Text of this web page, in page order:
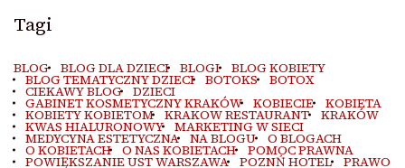
Tagi
BLOG BLOG DLA DZIECI BLOGI BLOG KOBIETY
BLOG TEMATYCZNY DZIECI BOTOKS BOTOX
CIEKAWY BLOG DZIECI
GABINET KOSMETYCZNY KRAKÓW KOBIECIE KOBIETA
KOBIETY KOBIETOM KRAKOW RESTAURANT KRAKÓW
KWAS HIALURONOWY MARKETING W SIECI
MEDYCYNA ESTETYCZNA NA BLOGU O BLOGACH
O KOBIETACH O NAS KOBIETACH POMOC PRAWNA
POWIĘKSZANIE UST WARSZAWA POZNŃ HOTEL PRAWO